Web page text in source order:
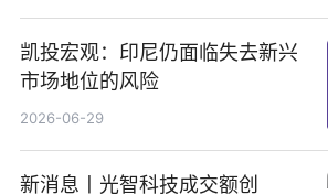
凯投宏观：印尼仍面临失去新兴
市场地位的风险
2026-06-29
新消息丨光智科技成交额创